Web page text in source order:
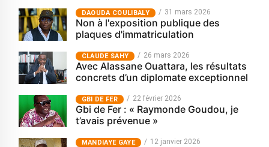
‎DAOUDA COULIBALY 31 mars 2026
Non à l'exposition publique des
plaques d'immatriculation
CLAUDE SAHY 26 mars 2026
Avec Alassane Ouattara, les résultats
concrets d’un diplomate exceptionnel
GBI DE FER 22 février 2026
Gbi de Fer : « Raymonde Goudou, je
t’avais prévenue »
MANDIAYE GAYE 12 janvier 2026